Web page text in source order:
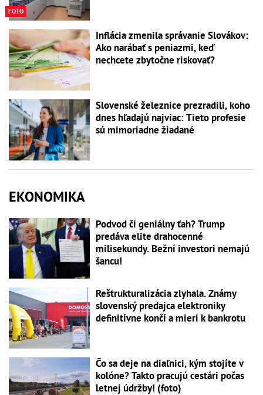
FOTO
Inflácia zmenila správanie Slovákov:
Ako narábať s peniazmi, keď
nechcete zbytočne riskovať?
Slovenské železnice prezradili, koho
dnes hľadajú najviac: Tieto profesie
sú mimoriadne žiadané
EKONOMIKA
Podvod či geniálny ťah? Trump
predáva elite drahocenné
milisekundy. Bežní investori nemajú
šancu!
Reštrukturalizácia zlyhala. Známy
slovenský predajca elektroniky
definitívne končí a mieri k bankrotu
Čo sa deje na diaľnici, kým stojíte v
kolóne? Takto pracujú cestári počas
letnej údržby! (foto)